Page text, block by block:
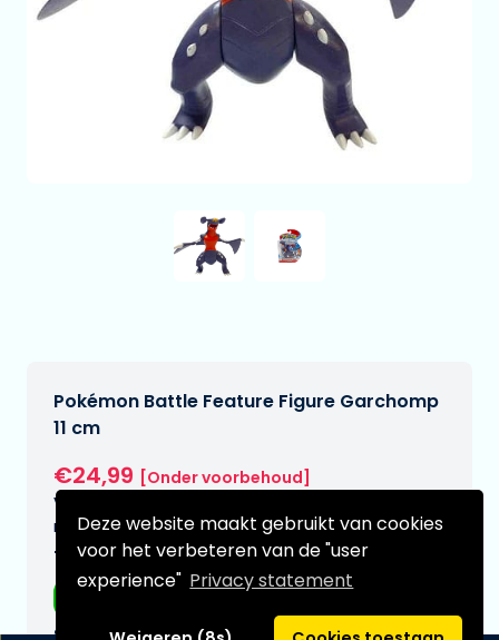
Deze website maakt gebruikt van cookies
voor het verbeteren van de "user
experience" Privacy statement
Pokémon Battle Feature Figure Garchomp
11 cm
€24,99 [Onder voorbehoud]
Verwachtte leverdatum:
n.v.t.
Type:
Serie: